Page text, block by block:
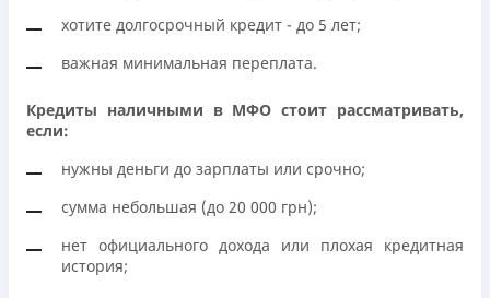
хотите долгосрочный кредит - до 5 лет;
важная минимальная переплата.
Кредиты наличными в МФО стоит рассматривать,
если:
нужны деньги до зарплаты или срочно;
сумма небольшая (до 20 000 грн);
нет официального дохода или плохая кредитная
история;